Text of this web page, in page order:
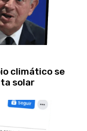
climático se
solar